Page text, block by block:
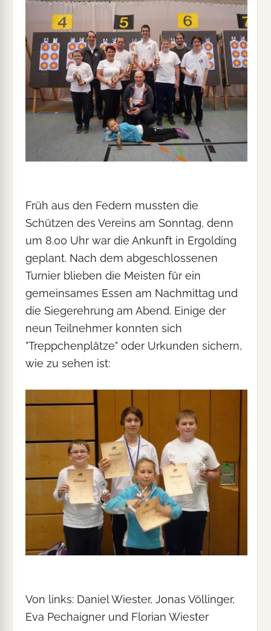
Früh aus den Federn mussten die
Schützen des Vereins am Sonntag, denn
um 8.00 Uhr war die Ankunft in Ergolding
geplant. Nach dem abgeschlossenen
Turnier blieben die Meisten für ein
gemeinsames Essen am Nachmittag und
die Siegerehrung am Abend. Einige der
neun Teilnehmer konnten sich
"Treppchenplätze" oder Urkunden sichern,
wie zu sehen ist:
Von links: Daniel Wiester, Jonas Völlinger,
Eva Pechaigner und Florian Wiester